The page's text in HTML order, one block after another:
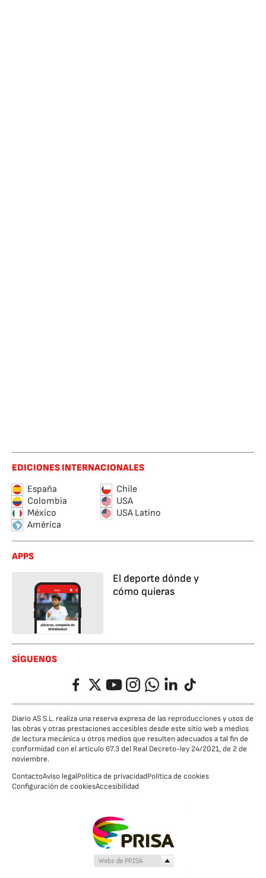
EDICIONES INTERNACIONALES
España
Chile
Colombia
USA
México
USA Latino
América
APPS
El deporte dónde y
cómo quieras
SÍGUENOS
FacebookTwitterYouTubeInstagramWhatsappLinkedIn
TikTok
Diario AS S.L. realiza una reserva expresa de las reproducciones y usos de
las obras y otras prestaciones accesibles desde este sitio web a medios
de lectura mecánica u otros medios que resulten adecuados a tal fin de
conformidad con el artículo 67.3 del Real Decreto-ley 24/2021, de 2 de
noviembre.
ContactoAviso legalPolítica de privacidadPolítica de cookies
Configuración de cookiesAccesibilidad